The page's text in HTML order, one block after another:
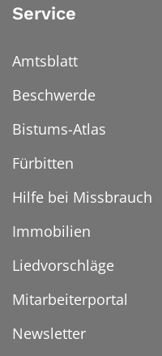
Service
Amtsblatt
Beschwerde
Bistums-Atlas
Fürbitten
Hilfe bei Missbrauch
Immobilien
Liedvorschläge
Mitarbeiterportal
Newsletter